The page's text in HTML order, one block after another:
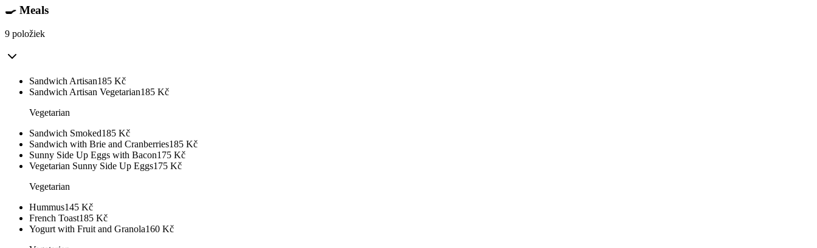
🍳 Meals
9 položiek
Sandwich Artisan185 Kč
Sandwich Artisan Vegetarian185 Kč
Vegetarian
Sandwich Smoked185 Kč
Sandwich with Brie and Cranberries185 Kč
Sunny Side Up Eggs with Bacon175 Kč
Vegetarian Sunny Side Up Eggs175 Kč
Vegetarian
Hummus145 Kč
French Toast185 Kč
Yogurt with Fruit and Granola160 Kč